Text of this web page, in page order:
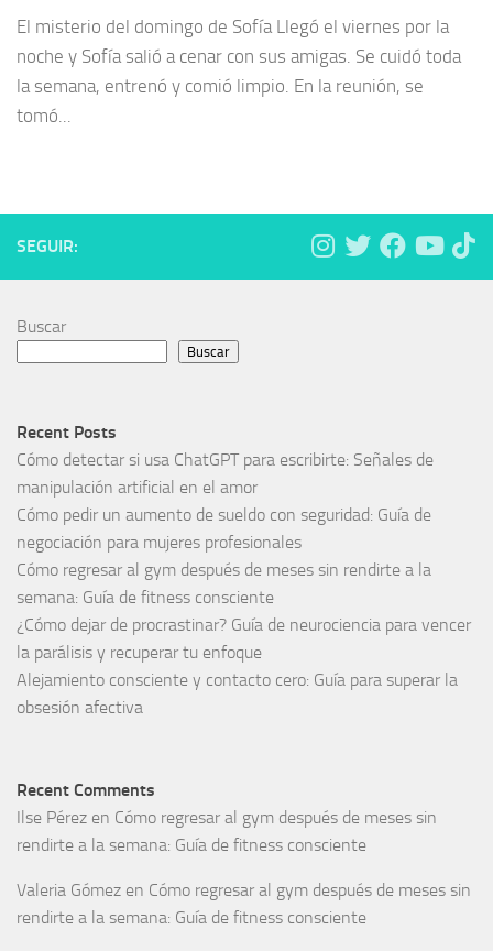
El misterio del domingo de Sofía Llegó el viernes por la
noche y Sofía salió a cenar con sus amigas. Se cuidó toda
la semana, entrenó y comió limpio. En la reunión, se
tomó...
SEGUIR:
Buscar
Buscar
Recent Posts
Cómo detectar si usa ChatGPT para escribirte: Señales de
manipulación artificial en el amor
Cómo pedir un aumento de sueldo con seguridad: Guía de
negociación para mujeres profesionales
Cómo regresar al gym después de meses sin rendirte a la
semana: Guía de fitness consciente
¿Cómo dejar de procrastinar? Guía de neurociencia para vencer
la parálisis y recuperar tu enfoque
Alejamiento consciente y contacto cero: Guía para superar la
obsesión afectiva
Recent Comments
Ilse Pérez en Cómo regresar al gym después de meses sin
rendirte a la semana: Guía de fitness consciente
Valeria Gómez en Cómo regresar al gym después de meses sin
rendirte a la semana: Guía de fitness consciente